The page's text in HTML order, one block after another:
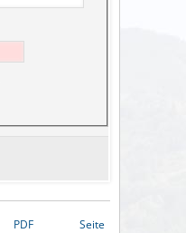
PDF
Seite